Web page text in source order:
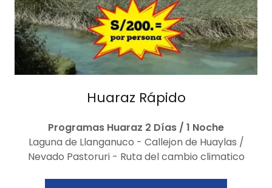
Huaraz Rápido
Programas Huaraz 2 Días / 1 Noche
Laguna de Llanganuco - Callejon de Huaylas /
Nevado Pastoruri - Ruta del cambio climatico